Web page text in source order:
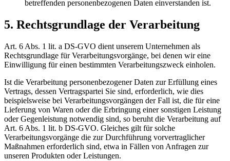
betreffenden personenbezogenen Daten einverstanden ist.
5. Rechtsgrundlage der Verarbeitung
Art. 6 Abs. 1 lit. a DS-GVO dient unserem Unternehmen als
Rechtsgrundlage für Verarbeitungsvorgänge, bei denen wir eine
Einwilligung für einen bestimmten Verarbeitungszweck einholen.
Ist die Verarbeitung personenbezogener Daten zur Erfüllung eines
Vertrags, dessen Vertragspartei Sie sind, erforderlich, wie dies
beispielsweise bei Verarbeitungsvorgängen der Fall ist, die für eine
Lieferung von Waren oder die Erbringung einer sonstigen Leistung
oder Gegenleistung notwendig sind, so beruht die Verarbeitung auf
Art. 6 Abs. 1 lit. b DS-GVO. Gleiches gilt für solche
Verarbeitungsvorgänge die zur Durchführung vorvertraglicher
Maßnahmen erforderlich sind, etwa in Fällen von Anfragen zur
unseren Produkten oder Leistungen.